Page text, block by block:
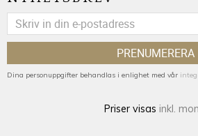
PRENUMERERA
Dina personuppgifter behandlas i enlighet med vår
Priser visas inkl.